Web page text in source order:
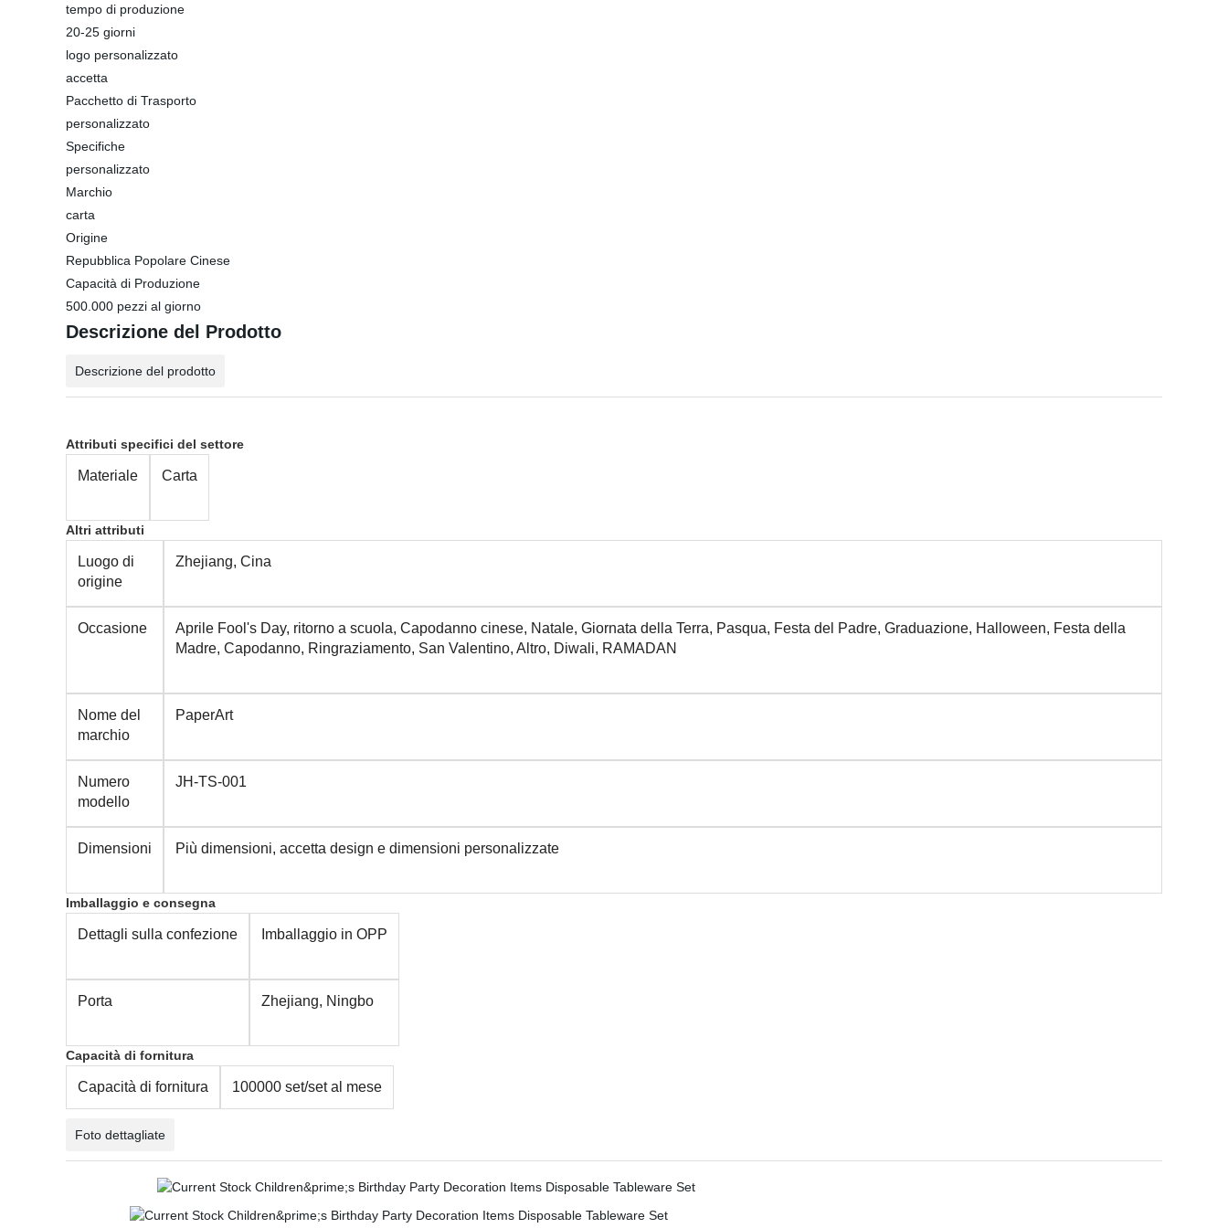
tempo di produzione
20-25 giorni
logo personalizzato
accetta
Pacchetto di Trasporto
personalizzato
Specifiche
personalizzato
Marchio
carta
Origine
Repubblica Popolare Cinese
Capacità di Produzione
500.000 pezzi al giorno
Descrizione del Prodotto
Descrizione del prodotto
Attributi specifici del settore
Materiale Carta
Altri attributi
Luogo di
origine
Zhejiang, Cina
Occasione
Aprile Fool's Day, ritorno a scuola, Capodanno cinese, Natale, Giornata della Terra, Pasqua, Festa del Padre, Graduazione, Halloween, Festa della
Madre, Capodanno, Ringraziamento, San Valentino, Altro, Diwali, RAMADAN
Nome del
marchio
PaperArt
Numero
modello
JH-TS-001
Dimensioni Più dimensioni, accetta design e dimensioni personalizzate
Imballaggio e consegna
Dettagli sulla confezione Imballaggio in OPP
Porta Zhejiang, Ningbo
Capacità di fornitura
Capacità di fornitura 100000 set/set al mese
Foto dettagliate